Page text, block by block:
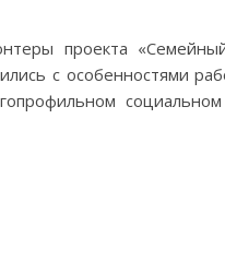
проекта
с особенностями